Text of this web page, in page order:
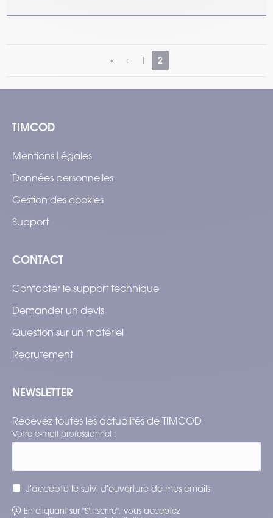
1 2
TIMCOD
Mentions Légales
Données personnelles
Gestion des cookies
Support
CONTACT
Contacter le support technique
Demander un devis
Question sur un matériel
Recrutement
NEWSLETTER
Recevez toutes les actualités de TIMCOD
Votre e-mail professionnel :
J'accepte le suivi d'ouverture de mes emails
En cliquant sur "S'inscrire", vous acceptez